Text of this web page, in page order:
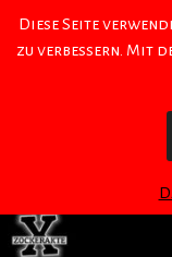
Diese Seite
zu verbessern. Mit